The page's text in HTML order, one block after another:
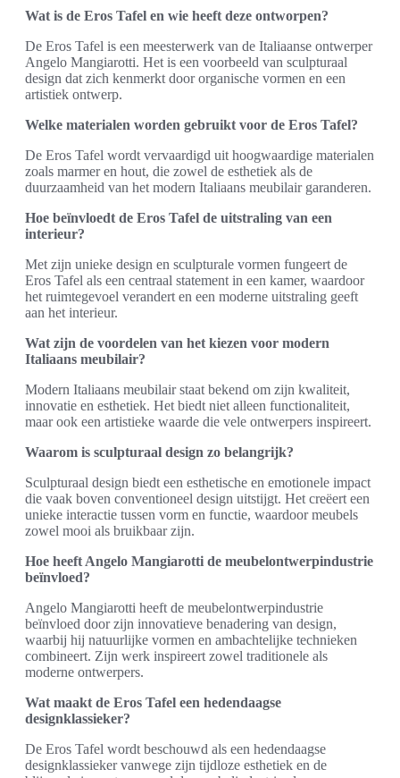
Wat is de Eros Tafel en wie heeft deze ontworpen?
De Eros Tafel is een meesterwerk van de Italiaanse ontwerper
Angelo Mangiarotti. Het is een voorbeeld van sculpturaal
design dat zich kenmerkt door organische vormen en een
artistiek ontwerp.
Welke materialen worden gebruikt voor de Eros Tafel?
De Eros Tafel wordt vervaardigd uit hoogwaardige materialen
zoals marmer en hout, die zowel de esthetiek als de
duurzaamheid van het modern Italiaans meubilair garanderen.
Hoe beïnvloedt de Eros Tafel de uitstraling van een
interieur?
Met zijn unieke design en sculpturale vormen fungeert de
Eros Tafel als een centraal statement in een kamer, waardoor
het ruimtegevoel verandert en een moderne uitstraling geeft
aan het interieur.
Wat zijn de voordelen van het kiezen voor modern
Italiaans meubilair?
Modern Italiaans meubilair staat bekend om zijn kwaliteit,
innovatie en esthetiek. Het biedt niet alleen functionaliteit,
maar ook een artistieke waarde die vele ontwerpers inspireert.
Waarom is sculpturaal design zo belangrijk?
Sculpturaal design biedt een esthetische en emotionele impact
die vaak boven conventioneel design uitstijgt. Het creëert een
unieke interactie tussen vorm en functie, waardoor meubels
zowel mooi als bruikbaar zijn.
Hoe heeft Angelo Mangiarotti de meubelontwerpindustrie
beïnvloed?
Angelo Mangiarotti heeft de meubelontwerpindustrie
beïnvloed door zijn innovatieve benadering van design,
waarbij hij natuurlijke vormen en ambachtelijke technieken
combineert. Zijn werk inspireert zowel traditionele als
moderne ontwerpers.
Wat maakt de Eros Tafel een hedendaagse
designklassieker?
De Eros Tafel wordt beschouwd als een hedendaagse
designklassieker vanwege zijn tijdloze esthetiek en de